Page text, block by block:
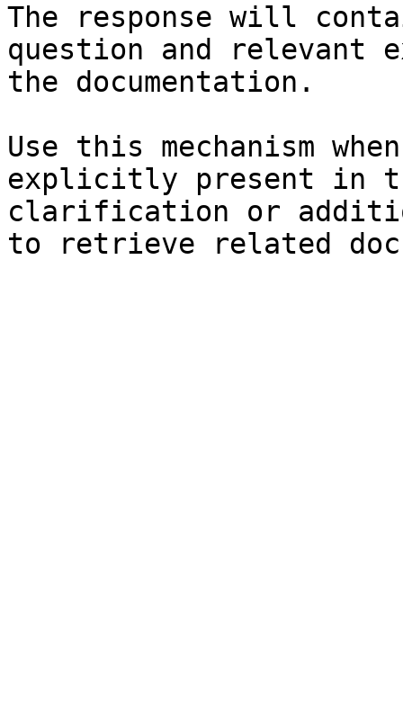
The response will
question and relevant
the documentation.
Use this mechanism
explicitly present in
clarification or